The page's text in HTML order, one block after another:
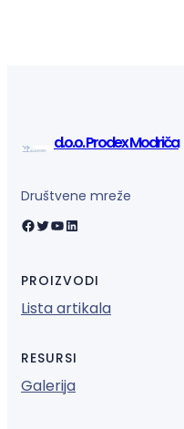
d.o.o. Prodex Modriča
Društvene mreže
Facebook Twitter YouTube LinkedIn
PROIZVODI
Lista artikala
RESURSI
Galerija